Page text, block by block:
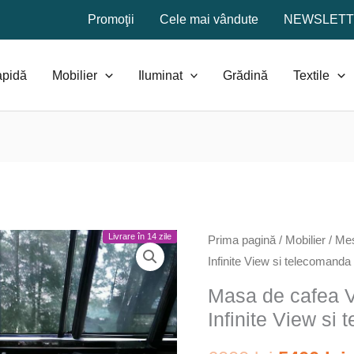
Promoţii Cele mai vândute
Mobilier Iluminat Grădină Textile
Livrare în 14 zile Prima pagină / Mobilier /
Infinite View si telecomanda
Masa de cafea
Infinite View si